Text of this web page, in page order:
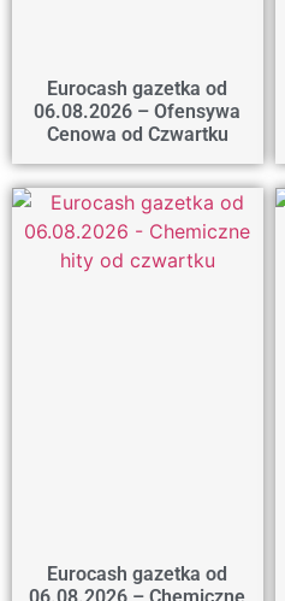
Eurocash gazetka od
06.08.2026 – Ofensywa
Cenowa od Czwartku
Eurocash gazetka od
06.08.2026 – Chemiczne